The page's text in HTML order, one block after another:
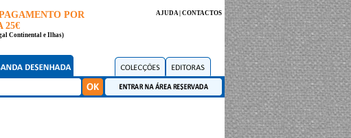
POR
25€
Continental e Ilhas)
AJUDA| CONTACTOS